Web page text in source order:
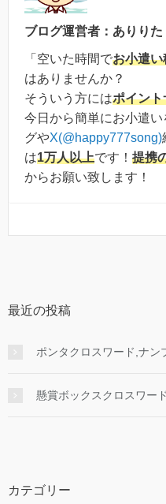
ブログ運営者：ありりた
「空いた時間でお小遣い
はありませんか？
そういう方にはポイント
今日から簡単にお小遣
グやX(@happy777song)
は1万人以上です！ 提携
からお願い致します！
最近の投稿
ポンタクロスワード,ナン
懸賞ボックスクロスワー
カテゴリー